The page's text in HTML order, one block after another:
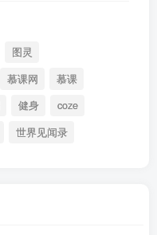
图灵
慕课网
慕课
健身
coze
世界见闻录